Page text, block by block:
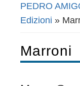
Tu sei qui
PEDRO
Edizioni »
Marroni